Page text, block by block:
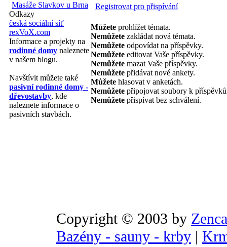
Masáže Slavkov u Brna
Odkazy
česká sociální síť
rexVoX.com
Informace a projekty na
rodinné domy naleznete
v našem blogu.
Navštívit můžete také
pasivní rodinné domy -
dřevostavby, kde
naleznete informace o
pasivních stavbách.
Registrovat pro přispívání
Můžete prohlížet témata.
Nemůžete zakládat nová témata.
Nemůžete odpovídat na příspěvky.
Nemůžete editovat Vaše příspěvky.
Nemůžete mazat Vaše příspěvky.
Nemůžete přidávat nové ankety.
Můžete hlasovat v anketách.
Nemůžete připojovat soubory k
Nemůžete přispívat bez schválení.
Copyright © 2003 by
Bazény - sauny - krby |